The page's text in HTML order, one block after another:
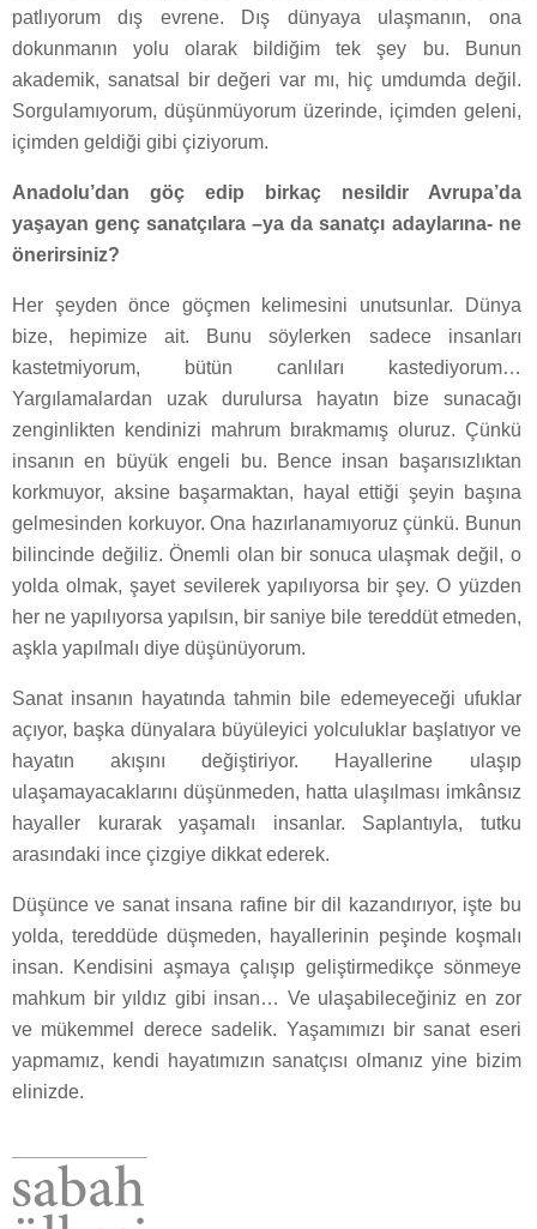
patlıyorum dış evrene. Dış dünyaya ulaşmanın, ona
dokunmanın yolu olarak bildiğim tek şey bu. Bunun
akademik, sanatsal bir değeri var mı, hiç umdumda değil.
Sorgulamıyorum, düşünmüyorum üzerinde, içimden geleni,
içimden geldiği gibi çiziyorum.
Anadolu’dan göç edip birkaç nesildir Avrupa’da
yaşayan genç sanatçılara –ya da sanatçı adaylarına- ne
önerirsiniz?
Her şeyden önce göçmen kelimesini unutsunlar. Dünya
bize, hepimize ait. Bunu söylerken sadece insanları
kastetmiyorum, bütün canlıları kastediyorum…
Yargılamalardan uzak durulursa hayatın bize sunacağı
zenginlikten kendinizi mahrum bırakmamış oluruz. Çünkü
insanın en büyük engeli bu. Bence insan başarısızlıktan
korkmuyor, aksine başarmaktan, hayal ettiği şeyin başına
gelmesinden korkuyor. Ona hazırlanamıyoruz çünkü. Bunun
bilincinde değiliz. Önemli olan bir sonuca ulaşmak değil, o
yolda olmak, şayet sevilerek yapılıyorsa bir şey. O yüzden
her ne yapılıyorsa yapılsın, bir saniye bile tereddüt etmeden,
aşkla yapılmalı diye düşünüyorum.
Sanat insanın hayatında tahmin bile edemeyeceği ufuklar
açıyor, başka dünyalara büyüleyici yolculuklar başlatıyor ve
hayatın akışını değiştiriyor. Hayallerine ulaşıp
ulaşamayacaklarını düşünmeden, hatta ulaşılması imkânsız
hayaller kurarak yaşamalı insanlar. Saplantıyla, tutku
arasındaki ince çizgiye dikkat ederek.
Düşünce ve sanat insana rafine bir dil kazandırıyor, işte bu
yolda, tereddüde düşmeden, hayallerinin peşinde koşmalı
insan. Kendisini aşmaya çalışıp geliştirmedikçe sönmeye
mahkum bir yıldız gibi insan… Ve ulaşabileceğiniz en zor
ve mükemmel derece sadelik. Yaşamımızı bir sanat eseri
yapmamız, kendi hayatımızın sanatçısı olmanız yine bizim
elinizde.